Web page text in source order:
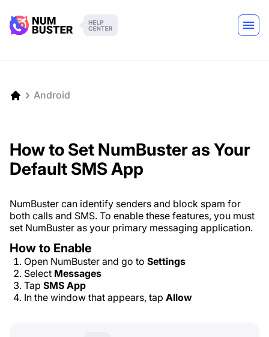
Android
How to Set NumBuster as Your
Default SMS App
NumBuster can identify senders and block spam for
both calls and SMS. To enable these features, you must
set NumBuster as your primary messaging application.
How to Enable
Open NumBuster and go to Settings
Select Messages
Tap SMS App
In the window that appears, tap Allow